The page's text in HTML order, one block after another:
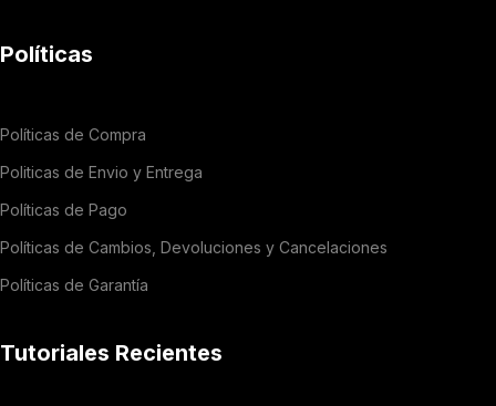
Políticas
Políticas de Compra
Politicas de Envio y Entrega
Políticas de Pago
Políticas de Cambios, Devoluciones y Cancelaciones
Políticas de Garantía
Tutoriales Recientes